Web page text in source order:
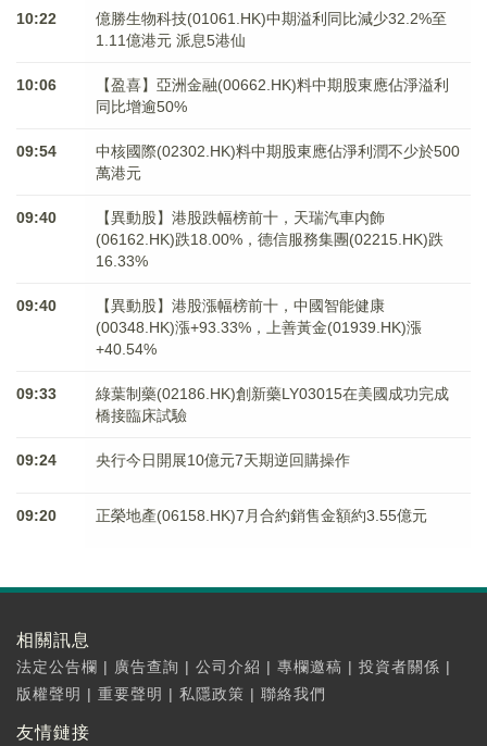
10:22
億勝生物科技(01061.HK)中期溢利同比減少32.2%至
1.11億港元 派息5港仙
10:06
【盈喜】亞洲金融(00662.HK)料中期股東應佔淨溢利
同比增逾50%
09:54
中核國際(02302.HK)料中期股東應佔淨利潤不少於500
萬港元
09:40
【異動股】港股跌幅榜前十，天瑞汽車内飾
(06162.HK)跌18.00%，德信服務集團(02215.HK)跌
16.33%
09:40
【異動股】港股漲幅榜前十，中國智能健康
(00348.HK)漲+93.33%，上善黃金(01939.HK)漲
+40.54%
09:33
綠葉制藥(02186.HK)創新藥LY03015在美國成功完成
橋接臨床試驗
09:24 央行今日開展10億元7天期逆回購操作
09:20 正榮地產(06158.HK)7月合約銷售金額約3.55億元
相關訊息
法定公告欄 | 廣告查詢 | 公司介紹 | 專欄邀稿 | 投資者關係 |
版權聲明 | 重要聲明 | 私隱政策 | 聯絡我們
友情鏈接